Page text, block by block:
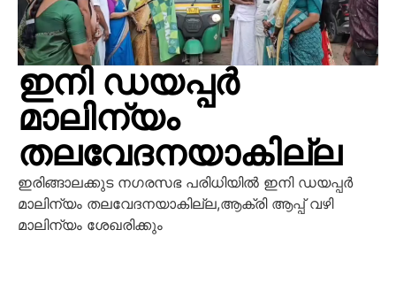
ഇനി ഡയപ്പര്‍
മാലിന്യം
തലവേദനയാകില്ല
ഇരിങ്ങാലക്കുട നഗരസഭ പരിധിയില്‍ ഇനി ഡയപ്പര്‍
മാലിന്യം തലവേദനയാകില്ല,ആക്രി ആപ്പ് വഴി
മാലിന്യം ശേഖരിക്കും